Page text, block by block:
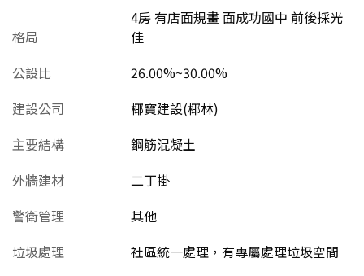
格局
4房 有店面規畫 面成功國中 前後採光
佳
公設比
26.00%~30.00%
建設公司
椰寶建設(椰林)
主要結構
鋼筋混凝土
外牆建材
二丁掛
警衛管理
其他
垃圾處理
社區統一處理，有專屬處理垃圾空間